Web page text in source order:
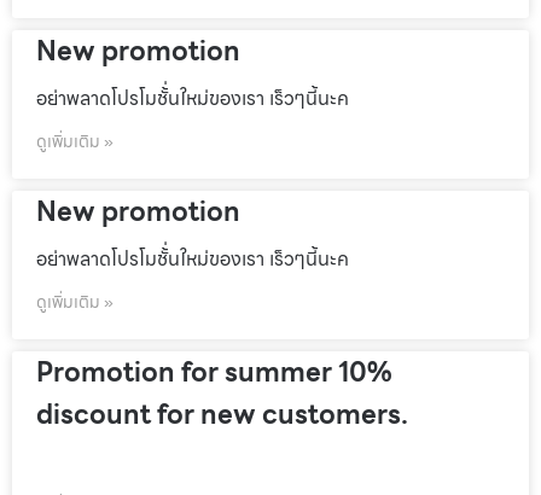
New promotion
อย่าพลาดโปรโมชั้่นใหม่ของเรา เร็วๆนี้นะค
ดูเพิ่มเติม »
New promotion
อย่าพลาดโปรโมชั้่นใหม่ของเรา เร็วๆนี้นะค
ดูเพิ่มเติม »
Promotion for summer 10%
discount for new customers.